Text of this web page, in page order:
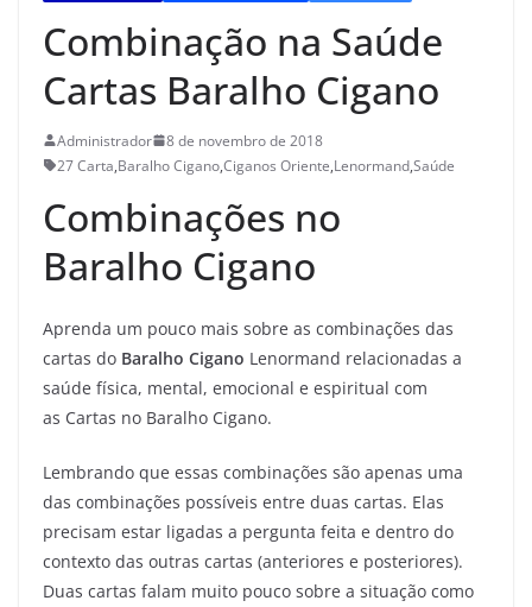
Combinação na Saúde
Cartas Baralho Cigano
Administrador
8 de novembro de 2018
27 Carta,Baralho Cigano,Ciganos Oriente,Lenormand,Saúde
Combinações no
Baralho Cigano
Aprenda um pouco mais sobre as combinações das
cartas do Baralho Cigano Lenormand relacionadas a
saúde física, mental, emocional e espiritual com
as Cartas no Baralho Cigano.
Lembrando que essas combinações são apenas uma
das combinações possíveis entre duas cartas. Elas
precisam estar ligadas a pergunta feita e dentro do
contexto das outras cartas (anteriores e posteriores).
Duas cartas falam muito pouco sobre a situação como